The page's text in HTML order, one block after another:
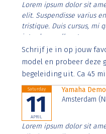
Lorem ipsum dolor sit
elit. Suspendisse varius
tristique. Duis cursus, mi
interdum nulla, ut
Aenean faucibus nibh et
imperdiet. Nunc ut sem
Schrijf je in op jouw
model en probeer
begeleiding uit. Ca 45
Saturday
11
APRIL
Yamaha
Amsterdam
Lorem ipsum dolor sit